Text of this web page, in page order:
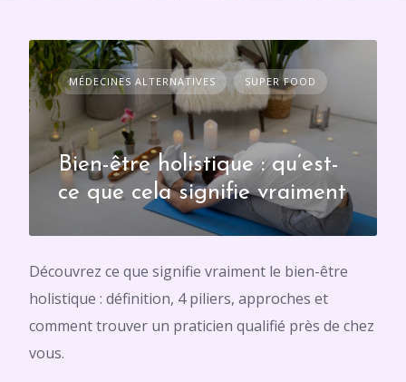
MÉDECINES ALTERNATIVES SUPER FOOD
Bien-être holistique : qu’est-
ce que cela signifie vraiment
Découvrez ce que signifie vraiment le bien-être
holistique : définition, 4 piliers, approches et
comment trouver un praticien qualifié près de chez
vous.